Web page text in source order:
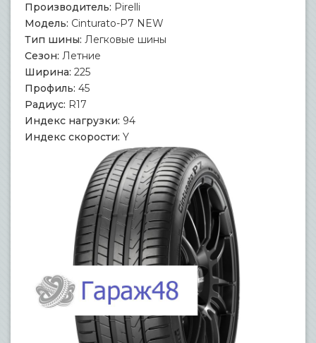
Производитель: Pirelli
Модель: Cinturato-P7 NEW
Тип шины: Легковые шины
Сезон: Летние
Ширина: 225
Профиль: 45
Радиус: R17
Индекс нагрузки: 94
Индекс скорости: Y